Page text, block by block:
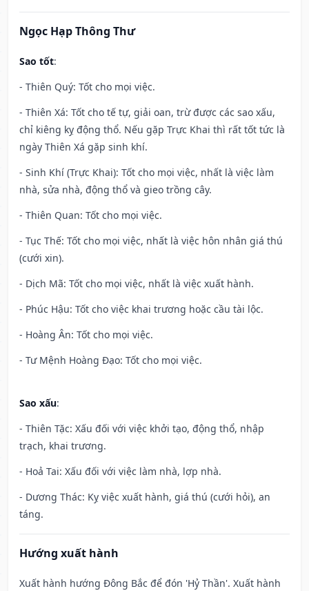
Ngọc Hạp Thông Thư
Sao tốt:
- Thiên Quý: Tốt cho mọi việc.
- Thiên Xá: Tốt cho tế tự, giải oan, trừ được các sao xấu,
chỉ kiêng kỵ động thổ. Nếu gặp Trực Khai thì rất tốt tức là
ngày Thiên Xá gặp sinh khí.
- Sinh Khí (Trực Khai): Tốt cho mọi việc, nhất là việc làm
nhà, sửa nhà, động thổ và gieo trồng cây.
- Thiên Quan: Tốt cho mọi việc.
- Tục Thế: Tốt cho mọi việc, nhất là việc hôn nhân giá thú
(cưới xin).
- Dịch Mã: Tốt cho mọi việc, nhất là việc xuất hành.
- Phúc Hậu: Tốt cho việc khai trương hoặc cầu tài lộc.
- Hoàng Ân: Tốt cho mọi việc.
- Tư Mệnh Hoàng Đạo: Tốt cho mọi việc.
Sao xấu:
- Thiên Tặc: Xấu đối với việc khởi tạo, động thổ, nhập
trạch, khai trương.
- Hoả Tai: Xấu đối với việc làm nhà, lợp nhà.
- Dương Thác: Kỵ việc xuất hành, giá thú (cưới hỏi), an
táng.
Hướng xuất hành
Xuất hành hướng Đông Bắc để đón 'Hỷ Thần'. Xuất hành